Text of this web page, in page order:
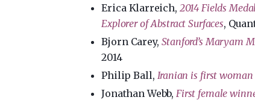
Erica Klarreich, 2014 Fields
Explorer of Abstract Surfaces,
Bjorn Carey, Stanford’s Maryam
2014
Philip Ball, Iranian is first
Jonathan Webb, First female